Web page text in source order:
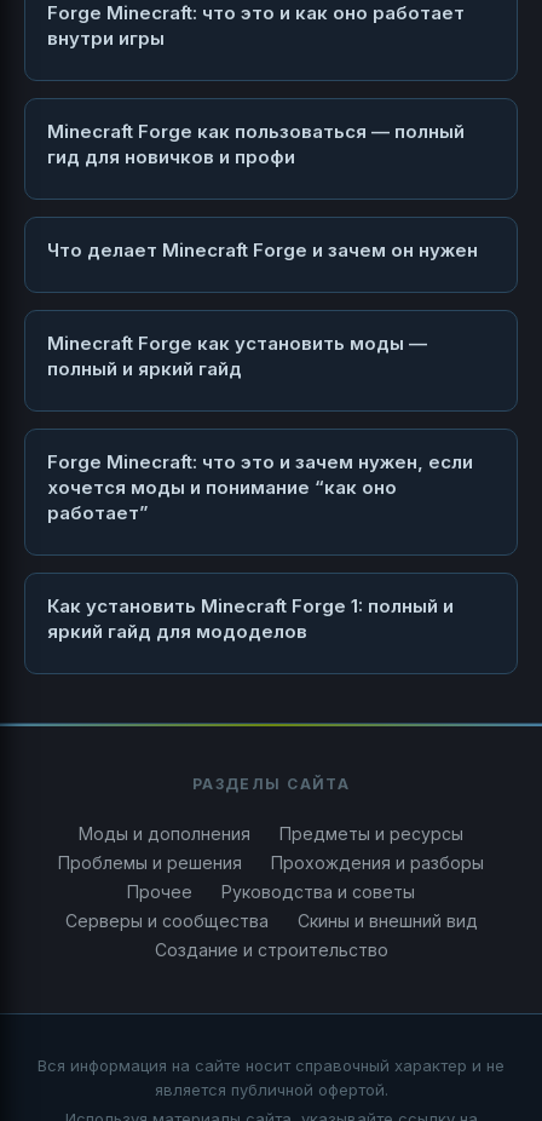
Forge Minecraft: что это и как оно работает
внутри игры
Minecraft Forge как пользоваться — полный
гид для новичков и профи
Что делает Minecraft Forge и зачем он нужен
Minecraft Forge как установить моды —
полный и яркий гайд
Forge Minecraft: что это и зачем нужен, если
хочется моды и понимание “как оно
работает”
Как установить Minecraft Forge 1: полный и
яркий гайд для мододелов
РАЗДЕЛЫ САЙТА
Моды и дополнения
Предметы и ресурсы
Проблемы и решения
Прохождения и разборы
Прочее
Руководства и советы
Серверы и сообщества
Скины и внешний вид
Создание и строительство
Вся информация на сайте носит справочный характер и не
является публичной офертой.